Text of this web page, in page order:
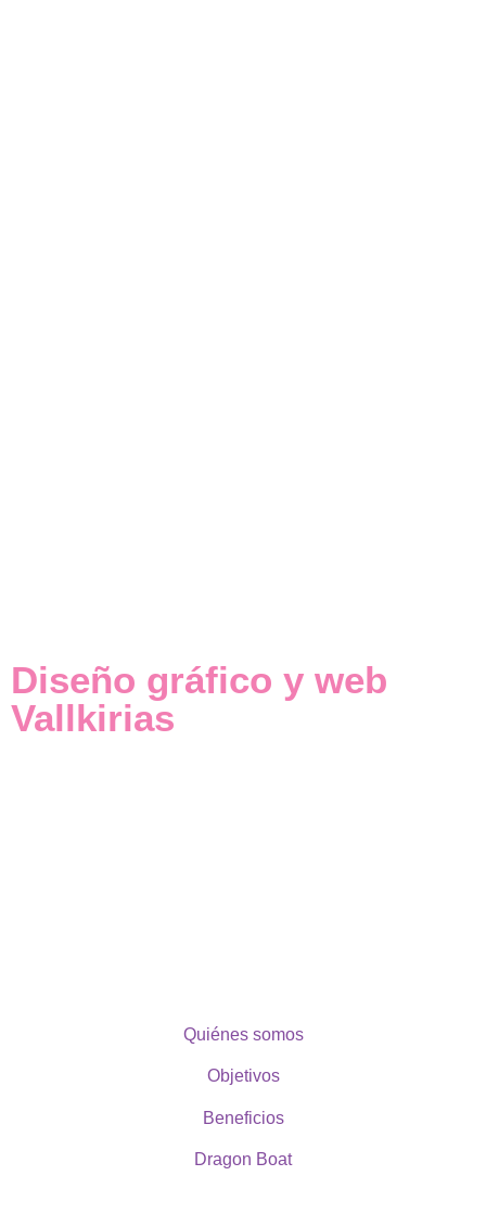
Diseño gráfico y web
Vallkirias
Quiénes somos
Objetivos
Beneficios
Dragon Boat